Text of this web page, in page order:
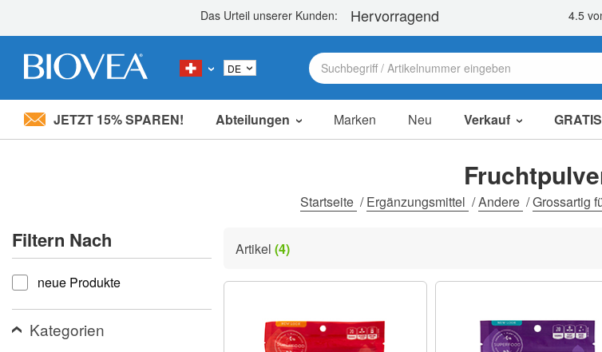
Bitte
Barrierefreiheitssystem.
Drücken
Sie
Strg-
um
die
Website
JETZT 15% SPAREN! Abteilungen Marken Neu Verkauf GRATIS
Sale
Startseite /Ergänzungsmittel /Andere /Grossartig
Filtern Nach
filtern nach
neue Produkte
Kategorien
Artikel (4)